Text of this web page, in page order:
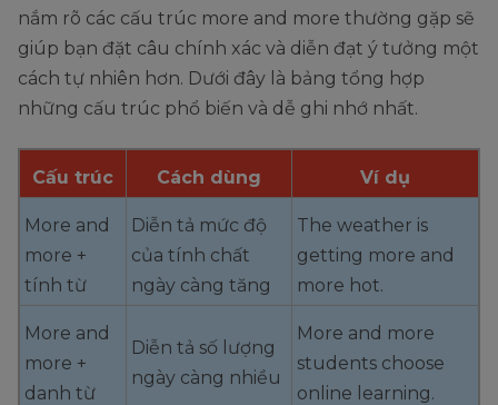
nắm rõ các cấu trúc more and more thường gặp sẽ
giúp bạn đặt câu chính xác và diễn đạt ý tưởng một
cách tự nhiên hơn. Dưới đây là bảng tổng hợp
những cấu trúc phổ biến và dễ ghi nhớ nhất.
Cấu trúc Cách dùng Ví dụ
More and
more +
tính từ
Diễn tả mức độ
của tính chất
ngày càng tăng
The weather is
getting more and
more hot.
More and
more +
danh từ
Diễn tả số lượng
ngày càng nhiều
More and more
students choose
online learning.